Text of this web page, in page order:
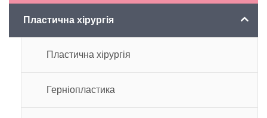
Пластична хірургія
Пластична хірургія
Герніопластика